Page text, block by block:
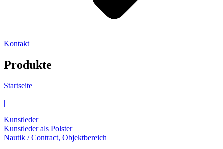
Kontakt
Produkte
Startseite
|
Kunstleder
Kunstleder als Polster
Nautik / Contract, Objektbereich